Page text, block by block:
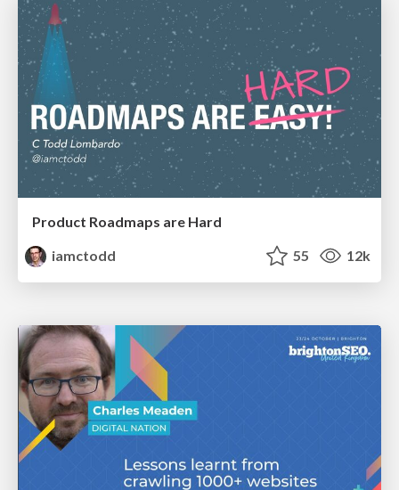
Product Roadmaps are Hard
iamctodd
55 12k